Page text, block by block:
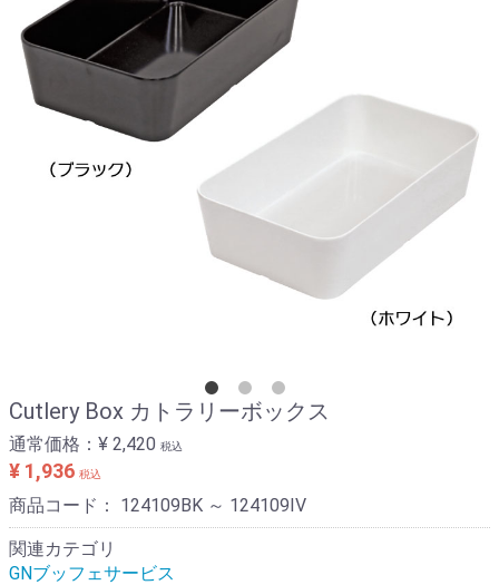
Cutlery Box カトラリーボックス
通常価格： ¥ 2,420 税込
¥ 1,936 税込
商品コード： 124109BK ～ 124109IV
関連カテゴリ
GNブッフェサービス